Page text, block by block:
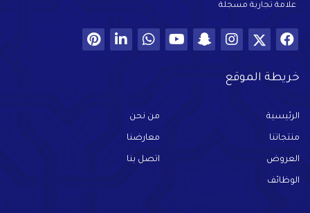
علامة تجارية مسجلة
خريطة الموقع
الرئيسية من نحن
منتجاتنا معارضنا
العروض اتصل بنا
الوظائف